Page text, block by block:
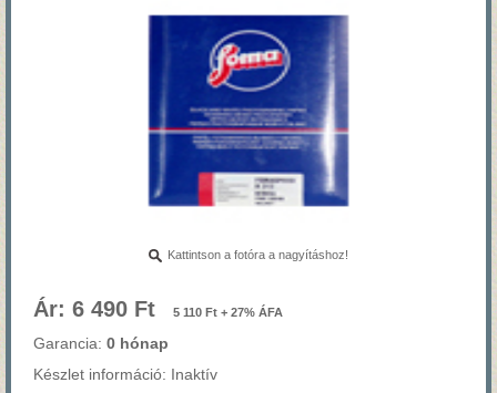
Kattintson a fotóra a nagyításhoz!
Ár: 6 490 Ft 5 110 Ft + 27% ÁFA
Garancia: 0 hónap
Készlet információ: Inaktív